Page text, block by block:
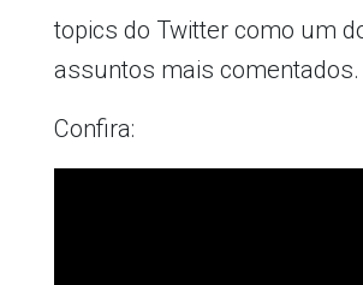
topics do Twitter como um
assuntos mais comentados.
Confira: